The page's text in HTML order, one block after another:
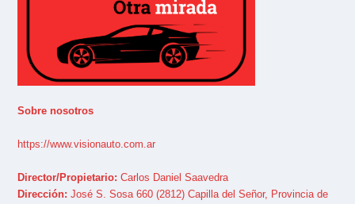
Sobre nosotros
https://www.visionauto.com.ar
Director/Propietario: Carlos Daniel Saavedra
Dirección: José S. Sosa 660 (2812) Capilla del Señor, Provincia de